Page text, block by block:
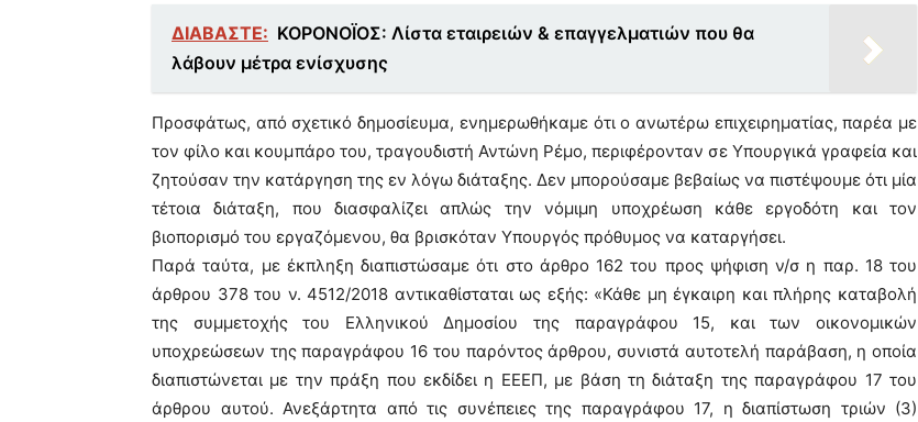
ΔΙΑΒΑΣΤΕ: ΚΟΡΟΝΟΪΟΣ: Λίστα εταιρειών & επαγγελματιών που θα
λάβουν μέτρα ενίσχυσης
Προσφάτως, από σχετικό δημοσίευμα, ενημερωθήκαμε ότι ο ανωτέρω επιχειρηματίας, παρέα με
τον φίλο και κουμπάρο του, τραγουδιστή Αντώνη Ρέμο, περιφέρονταν σε Υπουργικά γραφεία και
ζητούσαν την κατάργηση της εν λόγω διάταξης. Δεν μπορούσαμε βεβαίως να πιστέψουμε ότι μία
τέτοια διάταξη, που διασφαλίζει απλώς την νόμιμη υποχρέωση κάθε εργοδότη και τον
βιοπορισμό του εργαζόμενου, θα βρισκόταν Υπουργός πρόθυμος να καταργήσει.
Παρά ταύτα, με έκπληξη διαπιστώσαμε ότι στο άρθρο 162 του προς ψήφιση ν/σ η παρ. 18 του
άρθρου 378 του ν. 4512/2018 αντικαθίσταται ως εξής: «Κάθε μη έγκαιρη και πλήρης καταβολή
της συμμετοχής του Ελληνικού Δημοσίου της παραγράφου 15, και των οικονομικών
υποχρεώσεων της παραγράφου 16 του παρόντος άρθρου, συνιστά αυτοτελή παράβαση, η οποία
διαπιστώνεται με την πράξη που εκδίδει η ΕΕΕΠ, με βάση τη διάταξη της παραγράφου 17 του
άρθρου αυτού. Ανεξάρτητα από τις συνέπειες της παραγράφου 17, η διαπίστωση τριών (3)